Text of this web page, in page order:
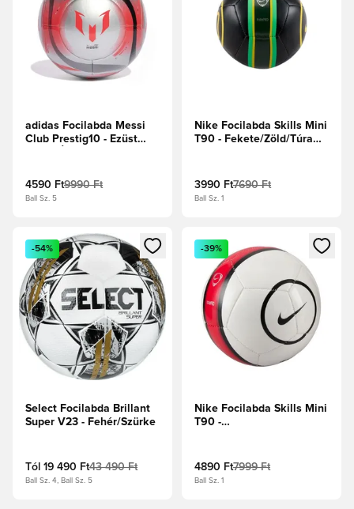
adidas Focilabda Messi
Club Prestig10 - Ezüst
4590 Ft9990 Ft
Ball Sz. 5
Nike Focilabda Skills Mini
T90 - Fekete/Zöld/Túra
3990 Ft7690 Ft
Ball Sz. 1
Megnyit egy modált a bejelentkezéshez vagy a tagként
-54%
Select Focilabda Brillant
Super V23 - Fehér/Szürke
Tól 19 490 Ft43 490 Ft
Ball Sz. 4, Ball Sz. 5
Megnyit egy modált a
-39%
Nike Focilabda Skills Mini
T90 -
4890 Ft7999 Ft
Ball Sz. 1